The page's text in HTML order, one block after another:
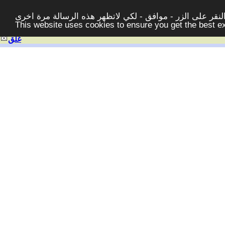
على الزر - موافق - لكي لاتظهر هذه الرسالة مرة اخرى -
This website uses cookies to ensure you get the best
غلق